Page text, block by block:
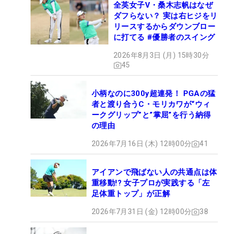
全英女子V・桑木志帆はなぜ
ダフらない？ 実は右ヒジをリ
リースするからダウンブロー
に打てる #優勝者のスイング
2026年8月3日 (月) 15時30分
45
小柄なのに300y超連発！ PGAの猛
者と渡り合うC・モリカワが“ウィ
ークグリップ”と”掌屈”を行う納得
の理由
2026年7月16日 (木) 12時00分 41
アイアンで飛ばない人の共通点は体
重移動!? 女子プロが実践する「左
足体重トップ」が正解
2026年7月31日 (金) 12時00分 38